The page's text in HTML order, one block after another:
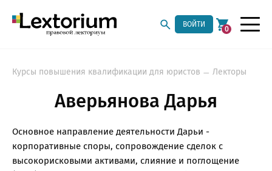
ВОЙТИ
0
Курсы повышения квалификации для юристов Лекторы
Аверьянова Дарья
Основное направление деятельности Дарьи -
корпоративные споры, сопровождение сделок с
высокорисковыми активами, слияние и поглощение